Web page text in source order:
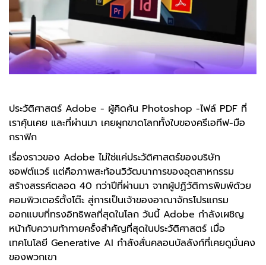
ประวัติศาสตร์ Adobe - ผู้คิดค้น Photoshop -ไฟล์ PDF ที่
เราคุ้นเคย และที่ผ่านมา เคยผูกขาดโลกทั้งใบของครีเอทีฟ-มือ
กราฟิก
เรื่องราวของ Adobe ไม่ใช่แค่ประวัติศาสตร์ของบริษัท
ซอฟต์แวร์ แต่คือภาพสะท้อนวิวัฒนาการของอุตสาหกรรม
สร้างสรรค์ตลอด 40 กว่าปีที่ผ่านมา จากผู้ปฏิวัติการพิมพ์ด้วย
คอมพิวเตอร์ตั้งโต๊ะ สู่การเป็นเจ้าของอาณาจักรโปรแกรม
ออกแบบที่ทรงอิทธิพลที่สุดในโลก วันนี้ Adobe กำลังเผชิญ
หน้ากับความท้าทายครั้งสำคัญที่สุดในประวัติศาสตร์ เมื่อ
เทคโนโลยี Generative AI กำลังสั่นคลอนบัลลังก์ที่เคยดูมั่นคง
ของพวกเขา